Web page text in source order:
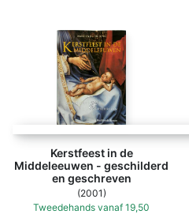
Kerstfeest in de
Middeleeuwen - geschilderd
en geschreven
(2001)
Tweedehands vanaf 19,50